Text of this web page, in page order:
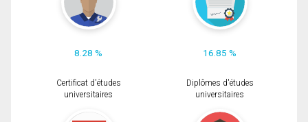
8.28 % 16.85 %
Certificat d'études
universitaires
Diplômes d'études
universitaires